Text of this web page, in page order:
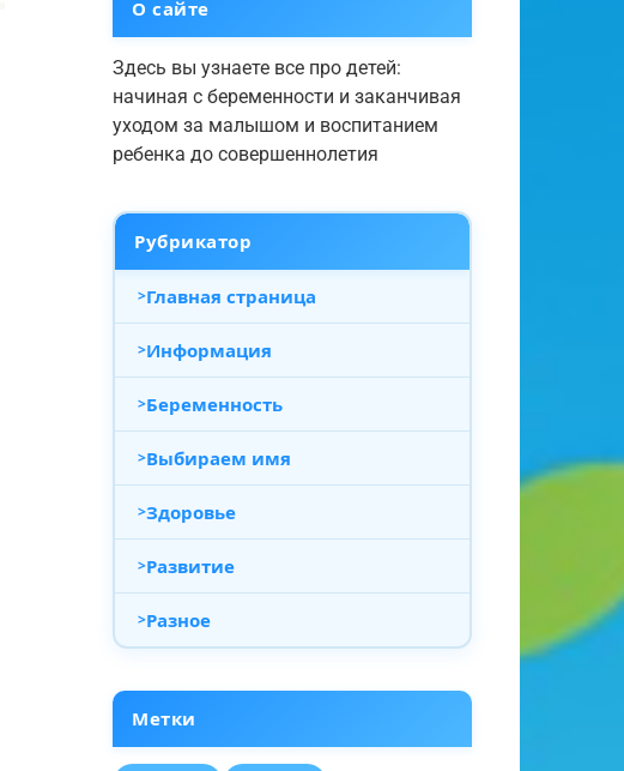
О сайте
Здесь вы узнаете все про детей:
начиная с беременности и заканчивая
уходом за малышом и воспитанием
ребенка до совершеннолетия
Рубрикатор
Главная страница
Информация
Беременность
Выбираем имя
Здоровье
Развитие
Разное
Метки